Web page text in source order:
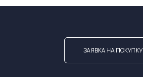
ЗАЯВКА НА ПОКУПКУ